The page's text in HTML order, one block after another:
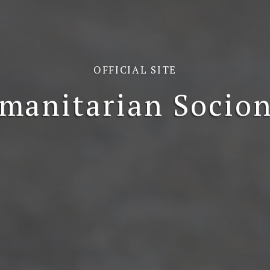
OFFICIAL SITE